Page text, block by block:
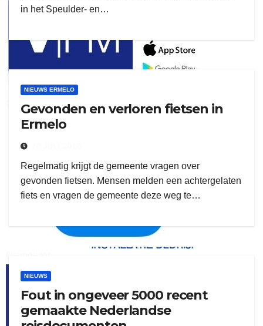
download onzze App
in het Speulder- en…
NIEUWS ERMELO
Gevonden en verloren fietsen in
Ermelo
Regelmatig krijgt de gemeente vragen over
gevonden fietsen. Mensen melden een achtergelaten
fiets en vragen de gemeente deze weg te…
NIEUWS
Fout in ongeveer 5000 recent
gemaakte Nederlandse